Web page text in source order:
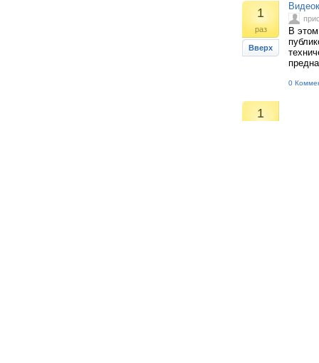
1
раз
Вверх
В
0
1